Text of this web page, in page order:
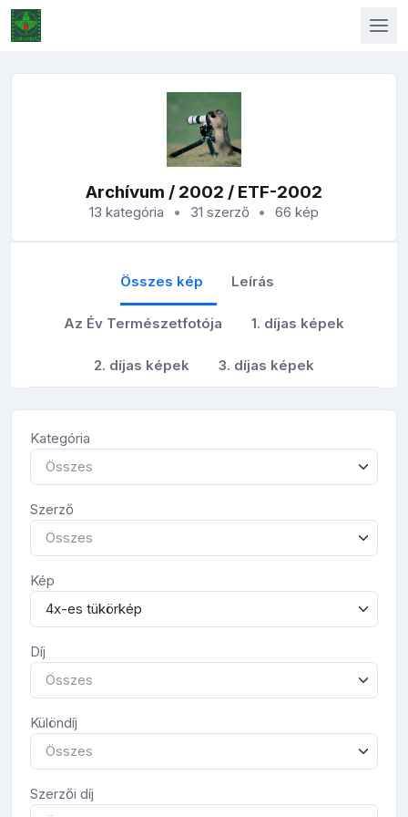
Archívum / 2002 / ETF-2002
13 kategória 31 szerző 66 kép
Összes kép Leírás
Az Év Természetfotója 1. díjas képek
2. díjas képek 3. díjas képek
Kategória
Összes
Szerző
Összes
Kép
4x-es tükörkép
Díj
Összes
Különdíj
Összes
Szerzői díj